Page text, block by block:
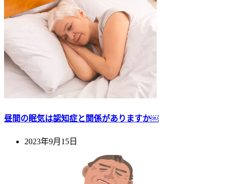
昼間の眠気は認知症と関係がありますか￼
2023年9月15日